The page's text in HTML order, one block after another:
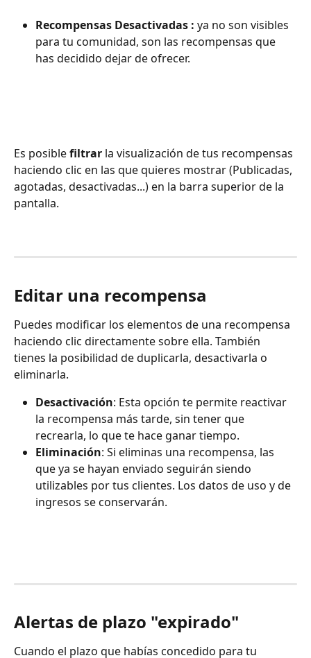
Recompensas Desactivadas : ya no son visibles
para tu comunidad, son las recompensas que
has decidido dejar de ofrecer.
Es posible filtrar la visualización de tus recompensas
haciendo clic en las que quieres mostrar (Publicadas,
agotadas, desactivadas...) en la barra superior de la
pantalla.
Editar una recompensa
Puedes modificar los elementos de una recompensa
haciendo clic directamente sobre ella. También
tienes la posibilidad de duplicarla, desactivarla o
eliminarla.
Desactivación: Esta opción te permite reactivar
la recompensa más tarde, sin tener que
recrearla, lo que te hace ganar tiempo.
Eliminación: Si eliminas una recompensa, las
que ya se hayan enviado seguirán siendo
utilizables por tus clientes. Los datos de uso y de
ingresos se conservarán.
Alertas de plazo "expirado"
Cuando el plazo que habías concedido para tu